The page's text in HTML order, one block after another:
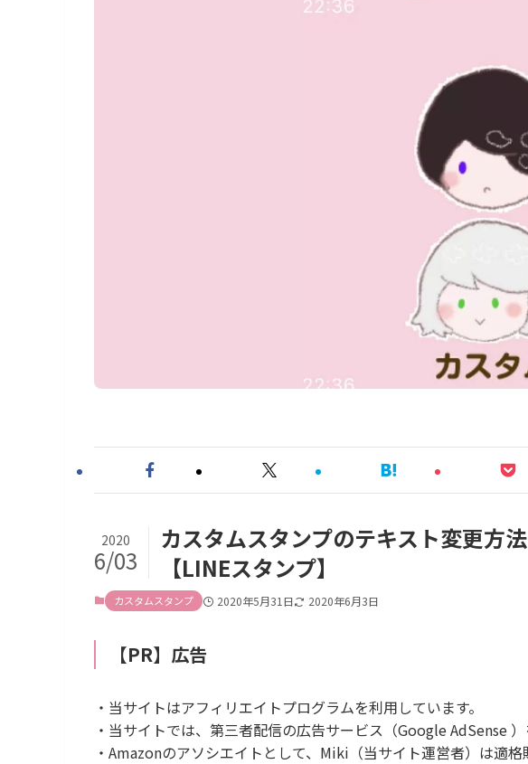
カスタムスタンプのテキスト変更方
【LINEスタンプ】
2020
6/03
カスタムスタンプ 2020年5月31日 2020年6月3日
【PR】広告
・当サイトはアフィリエイトプログラムを利用しています。
・当サイトでは、第三者配信の広告サービス（Google AdSense ）
・Amazonのアソシエイトとして、Miki（当サイト運営者）は適格